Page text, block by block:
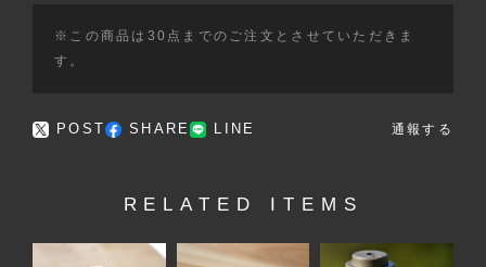
※この商品は30点までのご注文とさせていただきま
す。
POST SHARE LINE 通報する
RELATED ITEMS